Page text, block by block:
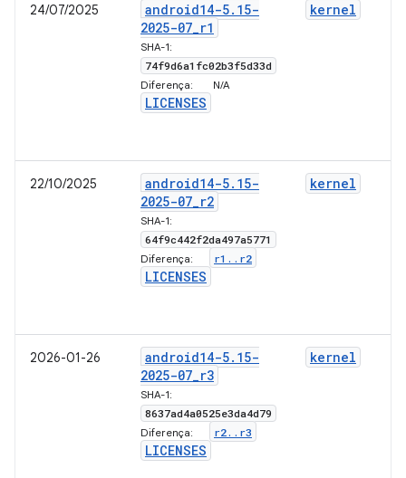
24/07/2025 android14-5. 15-
2025-07_r1
SHA-1:
74f9d6a1fc02b3f5d33d
Diferença: N/A
LICENSES
kernel
22/10/2025 android14-5. 15-
2025-07_r2
SHA-1:
64f9c442f2da497a5771
Diferença: r1 . . r2
LICENSES
kernel
2026-01-26 android14-5. 15-
2025-07_r3
SHA-1:
8637ad4a0525e3da4d79
Diferença: r2. . r3
LICENSES
kernel